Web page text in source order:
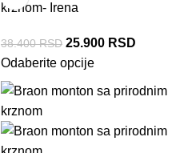
krznom- Irena
38.400RSD 25.900 RSD
Odaberite opcije